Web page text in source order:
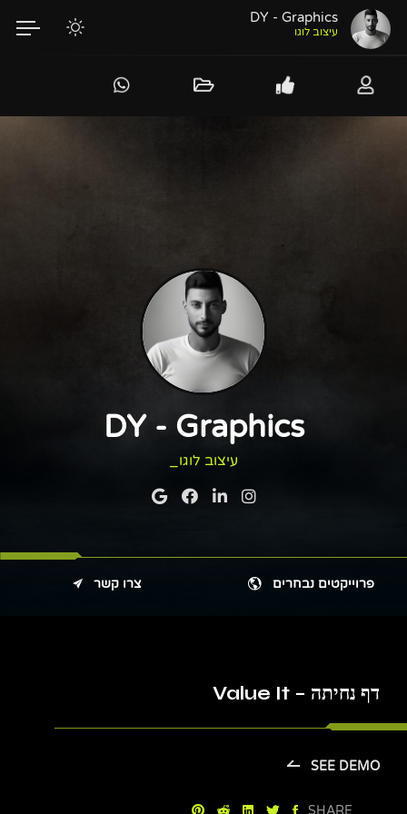
DY - Graphics
עיצוב לוגו
DY - Graphics
עיצוב לוגו
פרוייקטים נבחרים צרו קשר
דף נחיתה – Value It
SEE DEMO
SHARE